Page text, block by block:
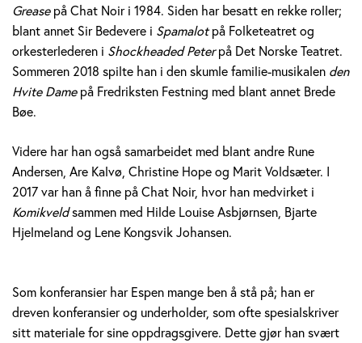
Greasepå Chat Noir i 1984. Siden har besatt en rekke roller;
blant annet Sir Bedevere i Spamalotpå Folketeatret og
orkesterlederen i Shockheaded Peterpå Det Norske Teatret.
Sommeren 2018 spilte han i den skumle familie-musikalen den
Hvite Damepå Fredriksten Festning med blant annet Brede
Bøe.
Videre har han også samarbeidet med blant andre Rune
Andersen, Are Kalvø, Christine Hope og Marit Voldsæter. I
2017 var han å finne på Chat Noir, hvor han medvirket i
Komikveldsammen med Hilde Louise Asbjørnsen, Bjarte
Hjelmeland og Lene Kongsvik Johansen.
Som konferansier har Espen mange ben å stå på; han er
dreven konferansier og underholder, som ofte spesialskriver
sitt materiale for sine oppdragsgivere. Dette gjør han svært